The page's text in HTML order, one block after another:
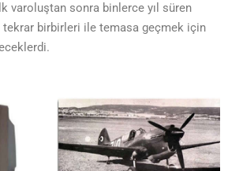
varoluştan sonra binlerce yıl süren
tekrar birbirleri ile temasa geçmek için